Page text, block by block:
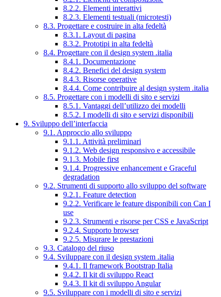
8.2.2. Elementi interattivi
8.2.3. Elementi testuali (microtesti)
8.3. Progettare e costruire in alta fedeltà
8.3.1. Layout di pagina
8.3.2. Prototipi in alta fedeltà
8.4. Progettare con il design system .italia
8.4.1. Documentazione
8.4.2. Benefici del design system
8.4.3. Risorse operative
8.4.4. Come contribuire al design system .italia
8.5. Progettare con i modelli di sito e servizi
8.5.1. Vantaggi dell’utilizzo dei modelli
8.5.2. I modelli di sito e servizi disponibili
9. Sviluppo dell’interfaccia
9.1. Approccio allo sviluppo
9.1.1. Attività preliminari
9.1.2. Web design responsivo e accessibile
9.1.3. Mobile first
9.1.4. Progressive enhancement e Graceful
degradation
9.2. Strumenti di supporto allo sviluppo del software
9.2.1. Feature detection
9.2.2. Verificare le feature disponibili con Can I
use
9.2.3. Strumenti e risorse per CSS e JavaScript
9.2.4. Supporto browser
9.2.5. Misurare le prestazioni
9.3. Catalogo del riuso
9.4. Sviluppare con il design system .italia
9.4.1. Il framework Bootstrap Italia
9.4.2. Il kit di sviluppo React
9.4.3. Il kit di sviluppo Angular
9.5. Sviluppare con i modelli di sito e servizi